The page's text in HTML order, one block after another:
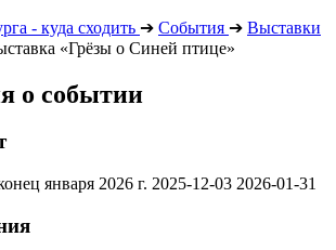
- куда сходить ➔ События ➔ Выставки
«Грёзы о Синей птице»
о событии
января 2026 г. 2025-12-03 2026-01-31